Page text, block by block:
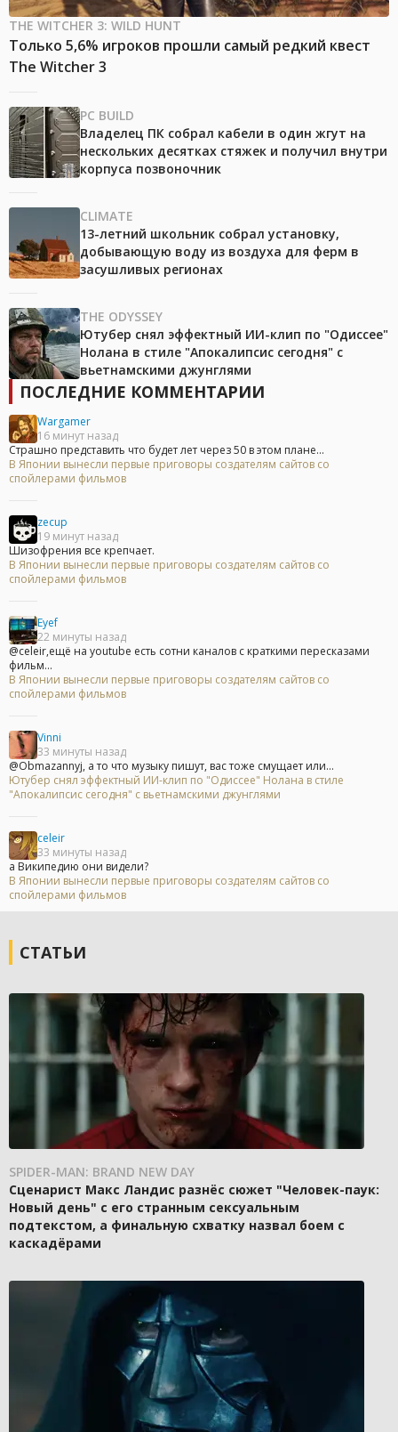
THE WITCHER 3: WILD HUNT
Только 5,6% игроков прошли самый редкий квест
The Witcher 3
PC BUILD
Владелец ПК собрал кабели в один жгут на
нескольких десятках стяжек и получил внутри
корпуса позвоночник
CLIMATE
13-летний школьник собрал установку,
добывающую воду из воздуха для ферм в
засушливых регионах
THE ODYSSEY
Ютубер снял эффектный ИИ-клип по "Одиссее"
Нолана в стиле "Апокалипсис сегодня" с
вьетнамскими джунглями
ПОСЛЕДНИЕ КОММЕНТАРИИ
Wargamer
16 минут назад
Страшно представить что будет лет через 50 в этом плане...
В Японии вынесли первые приговоры создателям сайтов со
спойлерами фильмов
zecup
19 минут назад
Шизофрения все крепчает.
В Японии вынесли первые приговоры создателям сайтов со
спойлерами фильмов
Eyef
22 минуты назад
@celeir,ещё на youtube есть сотни каналов с краткими пересказами
фильм...
В Японии вынесли первые приговоры создателям сайтов со
спойлерами фильмов
Vinni
33 минуты назад
@Obmazannyj, а то что музыку пишут, вас тоже смущает или...
Ютубер снял эффектный ИИ-клип по "Одиссее" Нолана в стиле
"Апокалипсис сегодня" с вьетнамскими джунглями
celeir
33 минуты назад
а Википедию они видели?
В Японии вынесли первые приговоры создателям сайтов со
спойлерами фильмов
СТАТЬИ
SPIDER-MAN: BRAND NEW DAY
Сценарист Макс Ландис разнёс сюжет "Человек-паук:
Новый день" с его странным сексуальным
подтекстом, а финальную схватку назвал боем с
каскадёрами